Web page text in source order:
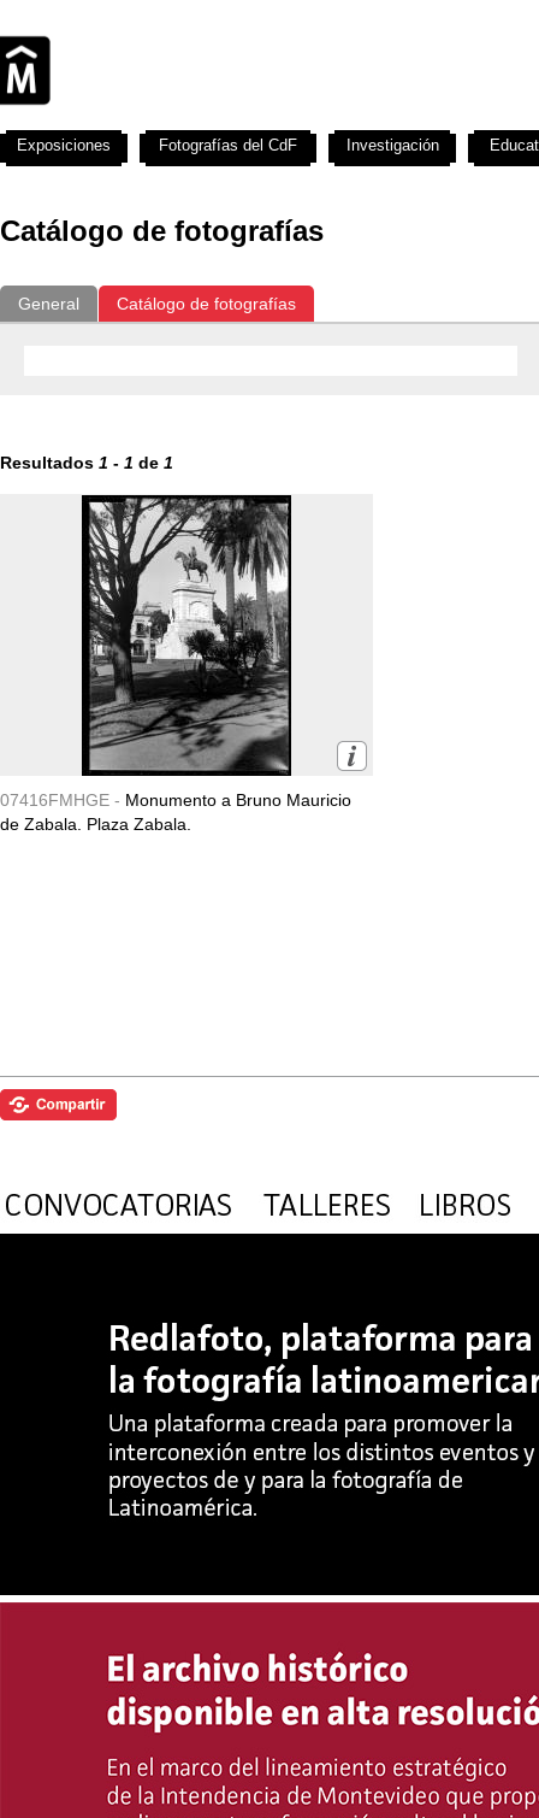
Catálogo de fotografías
General Catálogo de fotografías
Resultados 1 - 1 de 1
07416FMHGE - Monumento a Bruno Mauricio
de Zabala. Plaza Zabala.
Exposiciones Fotografías del CdF Investigación